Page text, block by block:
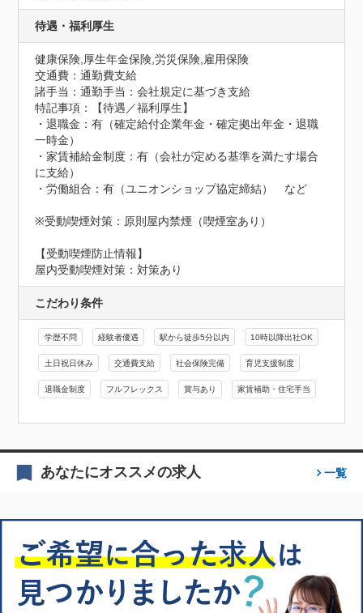
待遇・福利厚生
健康保険,厚生年金保険,労災保険,雇用保険
交通費：通勤費支給
諸手当：通勤手当：会社規定に基づき支給
特記事項：【待遇／福利厚生】
・退職金：有（確定給付企業年金・確定拠出年金・退職
一時金）
・家賃補給金制度：有（会社が定める基準を満たす場合
に支給）
・労働組合：有（ユニオンショップ協定締結）　など
※受動喫煙対策：原則屋内禁煙（喫煙室あり）
【受動喫煙防止情報】
屋内受動喫煙対策：対策あり
こだわり条件
学歴不問 経験者優遇 駅から徒歩5分以内 10時以降出社OK
土日祝日休み 交通費支給 社会保険完備 育児支援制度
退職金制度 フルフレックス 賞与あり 家賃補助・住宅手当
あなたにオススメの求人 一覧